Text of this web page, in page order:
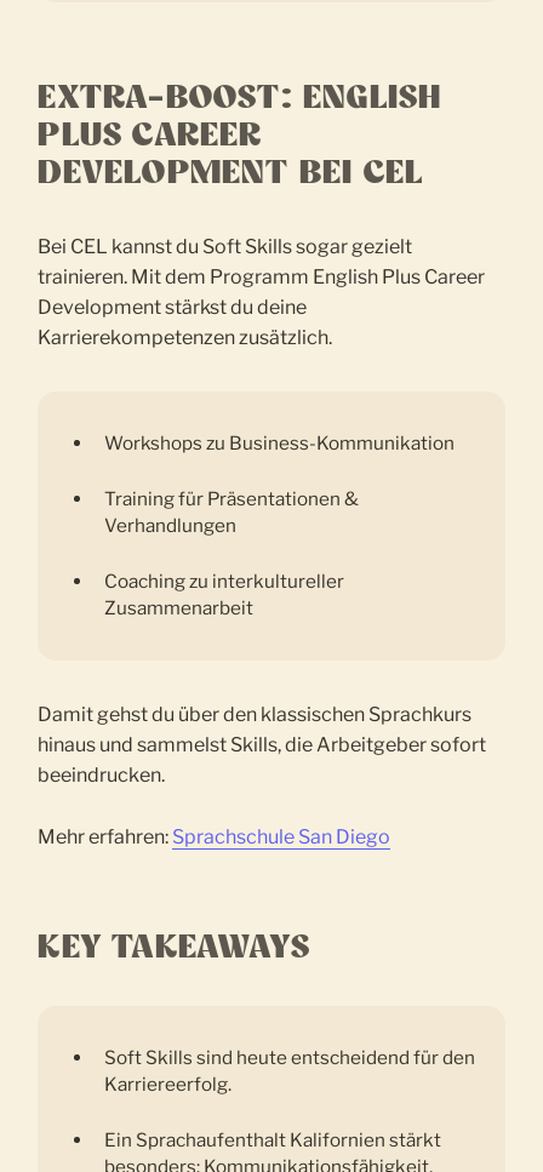
EXTRA-BOOST: ENGLISH
PLUS CAREER
DEVELOPMENT BEI CEL
Bei CEL kannst du Soft Skills sogar gezielt
trainieren. Mit dem Programm English Plus Career
Development stärkst du deine
Karrierekompetenzen zusätzlich.
Workshops zu Business-Kommunikation
Training für Präsentationen &
Verhandlungen
Coaching zu interkultureller
Zusammenarbeit
Damit gehst du über den klassischen Sprachkurs
hinaus und sammelst Skills, die Arbeitgeber sofort
beeindrucken.
Mehr erfahren: Sprachschule San Diego
KEY TAKEAWAYS
Soft Skills sind heute entscheidend für den
Karriereerfolg.
Ein Sprachaufenthalt Kalifornien stärkt
besonders: Kommunikationsfähigkeit,